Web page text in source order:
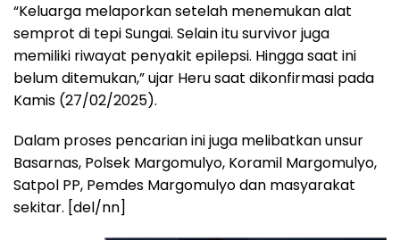
“Keluarga melaporkan setelah menemukan alat
semprot di tepi Sungai. Selain itu survivor juga
memiliki riwayat penyakit epilepsi. Hingga saat ini
belum ditemukan,” ujar Heru saat dikonfirmasi pada
Kamis (27/02/2025).
Dalam proses pencarian ini juga melibatkan unsur
Basarnas, Polsek Margomulyo, Koramil Margomulyo,
Satpol PP, Pemdes Margomulyo dan masyarakat
sekitar. [del/nn]